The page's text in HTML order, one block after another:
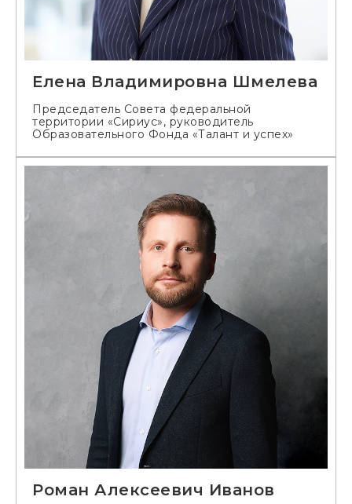
Елена Владимировна Шмелева
Председатель Совета федеральной
территории «Сириус», руководитель
Образовательного Фонда «Талант и успех»
Роман Алексеевич Иванов